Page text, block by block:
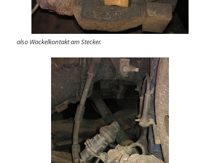
also Wackelkontakt am Stecker.